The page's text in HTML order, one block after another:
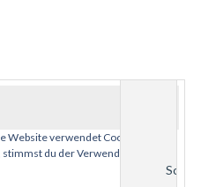
Website verwendet Cookies. Wenn
du der Verwendung von